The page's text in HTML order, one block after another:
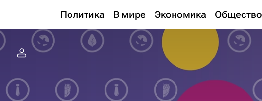
Политика В мире Экономика Общество